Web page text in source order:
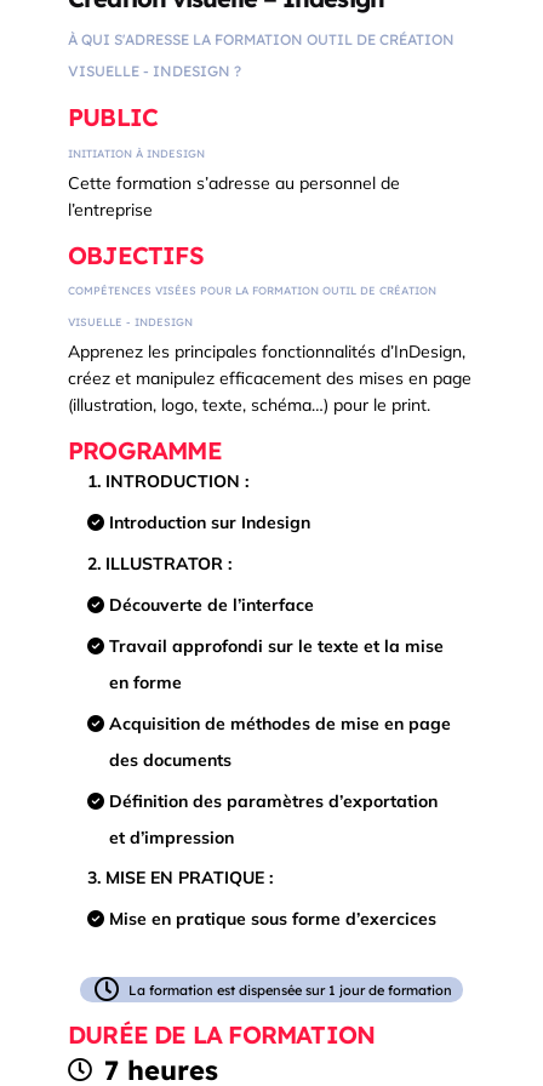
À QUI S'ADRESSE LA FORMATION OUTIL DE CRÉATION
VISUELLE - INDESIGN ?
PUBLIC
INITIATION À INDESIGN
Cette formation s’adresse au personnel de
l’entreprise
OBJECTIFS
COMPÉTENCES VISÉES POUR LA FORMATION OUTIL DE CRÉATION
VISUELLE - INDESIGN
Apprenez les principales fonctionnalités d’InDesign,
créez et manipulez efficacement des mises en page
(illustration, logo, texte, schéma…) pour le print.
PROGRAMME
1. INTRODUCTION :
Introduction sur Indesign
2. ILLUSTRATOR :
Découverte de l’interface
Travail approfondi sur le texte et la mise
en forme
Acquisition de méthodes de mise en page
des documents
Définition des paramètres d’exportation
et d’impression
3. MISE EN PRATIQUE :
Mise en pratique sous forme d’exercices
La formation est dispensée sur 1 jour de formation
DURÉE DE LA FORMATION
7 heures